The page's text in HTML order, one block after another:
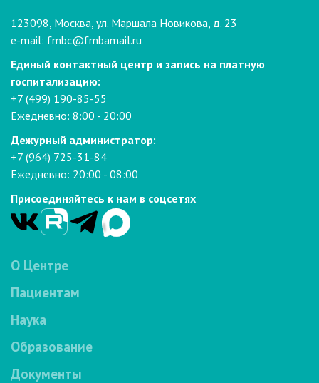
123098, Москва, ул. Маршала Новикова, д. 23
e-mail: fmbc@fmbamail.ru
Единый контактный центр и запись на платную
госпитализацию:
+7 (499) 190-85-55
Ежедневно: 8:00 - 20:00
Дежурный администратор:
+7 (964) 725-31-84
Ежедневно: 20:00 - 08:00
Присоединяйтесь к нам в соцсетях
О Центре
Пациентам
Наука
Образование
Документы